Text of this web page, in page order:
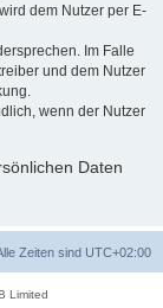
dem Nutzer per E-
Im Falle
und dem Nutzer
wenn der Nutzer
Daten
Zeiten sind UTC+02:00
Limited